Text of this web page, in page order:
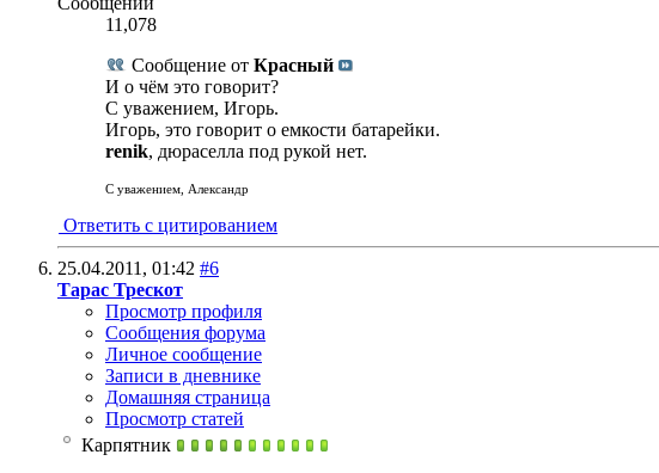
11,078
Сообщение от Красный
И о чём это говорит?
С уважением, Игорь.
Игорь, это говорит о емкости батарейки.
renik, дюраселла под рукой нет.
С уважением, Александр
Ответить с цитированием
25.04.2011, 01:42 #6
Тарас Трескот
Просмотр профиля
Сообщения форума
Личное сообщение
Записи в дневнике
Домашняя страница
Просмотр статей
Карпятник